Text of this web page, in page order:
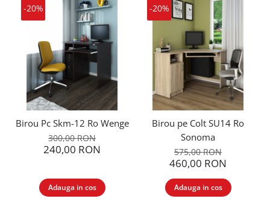
-20%
Birou Pc Skm-12 Ro Wenge
300,00 RON
240,00 RON
Adauga in cos
-20%
Birou pe Colt SU14 Ro
Sonoma
575,00 RON
460,00 RON
Adauga in cos